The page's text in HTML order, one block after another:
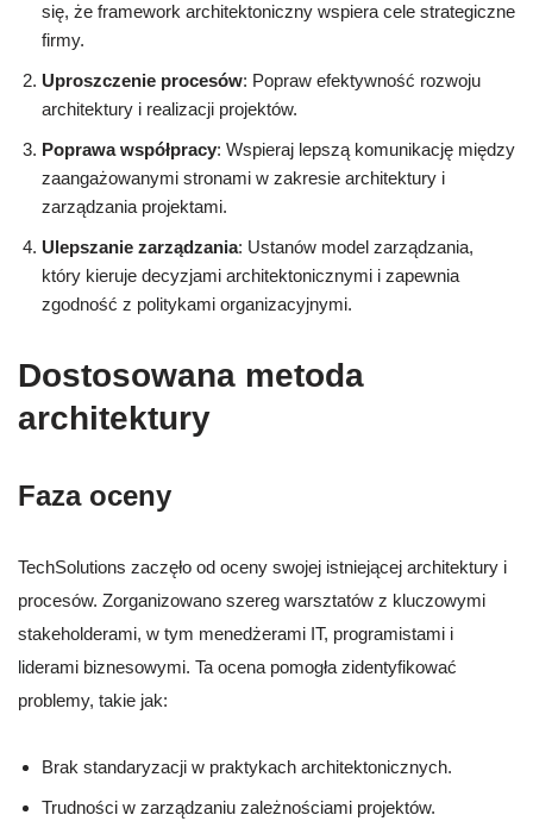
się, że framework architektoniczny wspiera cele strategiczne
firmy.
Uproszczenie procesów: Popraw efektywność rozwoju
architektury i realizacji projektów.
Poprawa współpracy: Wspieraj lepszą komunikację między
zaangażowanymi stronami w zakresie architektury i
zarządzania projektami.
Ulepszanie zarządzania: Ustanów model zarządzania,
który kieruje decyzjami architektonicznymi i zapewnia
zgodność z politykami organizacyjnymi.
Dostosowana metoda
architektury
Faza oceny
TechSolutions zaczęło od oceny swojej istniejącej architektury i
procesów. Zorganizowano szereg warsztatów z kluczowymi
stakeholderami, w tym menedżerami IT, programistami i
liderami biznesowymi. Ta ocena pomogła zidentyfikować
problemy, takie jak:
Brak standaryzacji w praktykach architektonicznych.
Trudności w zarządzaniu zależnościami projektów.